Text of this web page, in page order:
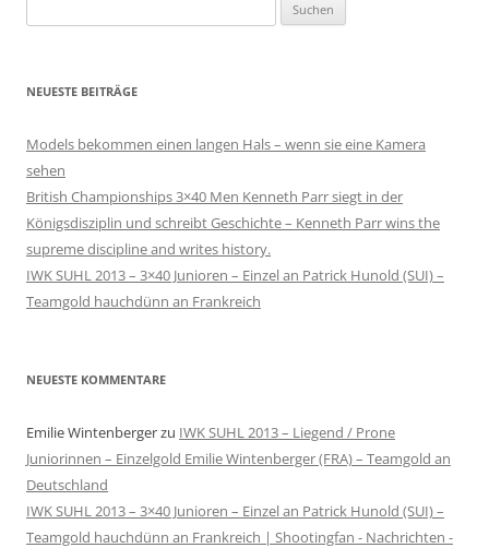
nach:
NEUESTE BEITRÄGE
Models bekommen einen langen Hals – wenn sie eine Kamera
sehen
British Championships 3×40 Men Kenneth Parr siegt in der
Königsdisziplin und schreibt Geschichte – Kenneth Parr wins the
supreme discipline and writes history.
IWK SUHL 2013 – 3×40 Junioren – Einzel an Patrick Hunold (SUI) –
Teamgold hauchdünn an Frankreich
NEUESTE KOMMENTARE
Emilie Wintenbergerzu IWK SUHL 2013 – Liegend / Prone
Juniorinnen – Einzelgold Emilie Wintenberger (FRA) – Teamgold an
Deutschland
IWK SUHL 2013 – 3×40 Junioren – Einzel an Patrick Hunold (SUI) –
Teamgold hauchdünn an Frankreich | Shootingfan - Nachrichten -